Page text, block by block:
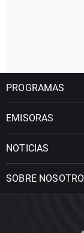
PROGRAMAS
EMISORAS
NOTICIAS
SOBRE